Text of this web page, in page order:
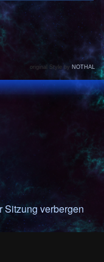
original Style by NOTHAL
Sitzung verbergen